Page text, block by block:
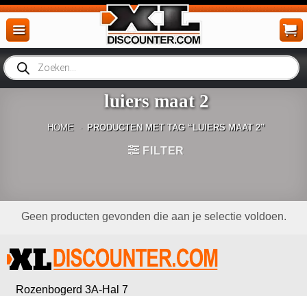
Ga
naar
inhoud
Producten
zoeken
luiers maat 2
HOME - PRODUCTEN MET TAG “LUIERS MAAT 2”
FILTER
Geen producten gevonden die aan je selectie voldoen.
Rozenbogerd 3A-Hal 7